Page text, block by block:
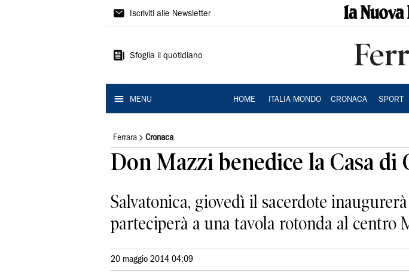
La
Ferrara
Iscriviti alle Newsletter
Sfoglia il quotidiano
MENU HOME ITALIA MONDO CRONACA SPORT
Ferrara Cronaca
Don Mazzi benedice la Casa di
Salvatonica, giovedì il sacerdote
parteciperà a una tavola rotonda al centro
20 maggio 2014 04:09